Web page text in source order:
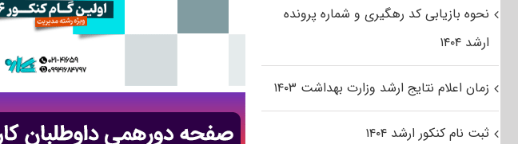
نحوه بازیابی کد رهگیری و شماره پرونده
ارشد ۱۴۰۴
زمان اعلام نتایج ارشد وزارت بهداشت ۱۴۰۳
ثبت نام کنکور ارشد ۱۴۰۴